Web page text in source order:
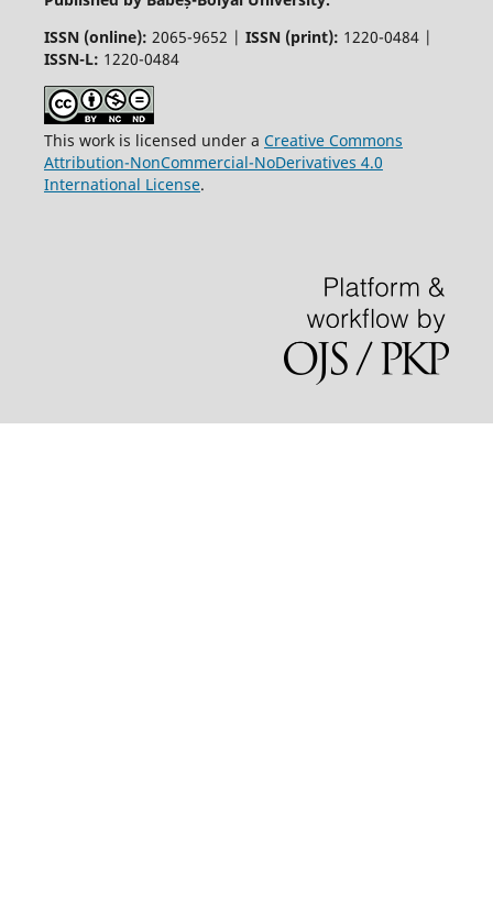
ISSN (online): 2065-9652 | ISSN (print): 1220-0484 |
ISSN-L: 1220-0484
This work is licensed under a Creative Commons
Attribution-NonCommercial-NoDerivatives 4.0
International License.